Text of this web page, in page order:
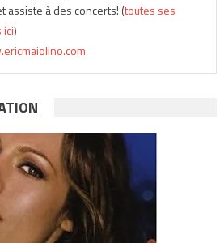
assiste à des concerts! (toutes ses
)